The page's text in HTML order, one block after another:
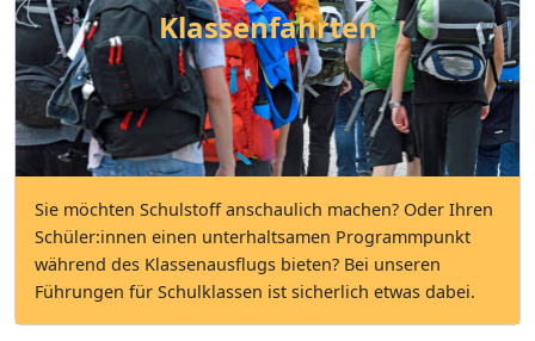
Klassenfahrten
Sie möchten Schulstoff anschaulich machen? Oder Ihren
Schüler:innen einen unterhaltsamen Programmpunkt
während des Klassenausflugs bieten? Bei unseren
Führungen für Schulklassen ist sicherlich etwas dabei.